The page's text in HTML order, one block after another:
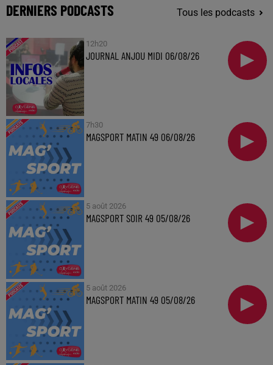
DERNIERS PODCASTS Tous les podcasts
12h20
JOURNAL ANJOU MIDI 06/08/26
7h30
MAGSPORT MATIN 49 06/08/26
5 août 2026
MAGSPORT SOIR 49 05/08/26
5 août 2026
MAGSPORT MATIN 49 05/08/26